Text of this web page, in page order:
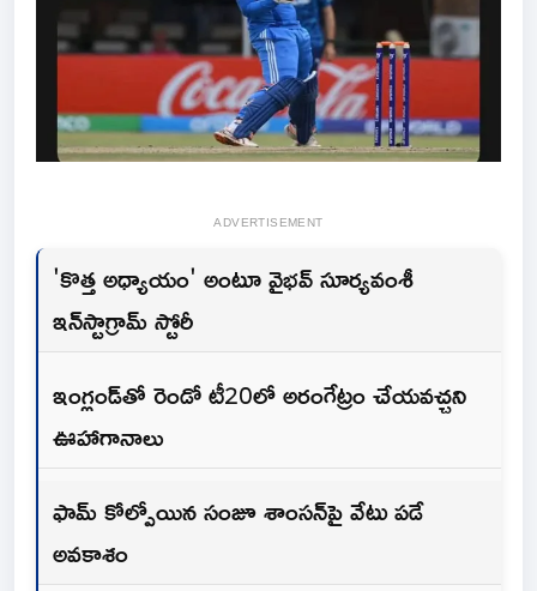
ADVERTISEMENT
'కొత్త అధ్యాయం' అంటూ వైభవ్ సూర్యవంశీ
ఇన్‌స్టాగ్రామ్ స్టోరీ
ఇంగ్లండ్‌తో రెండో టీ20లో అరంగేట్రం చేయవచ్చని
ఊహాగానాలు
ఫామ్ కోల్పోయిన సంజూ శాంసన్‌పై వేటు పడే
అవకాశం